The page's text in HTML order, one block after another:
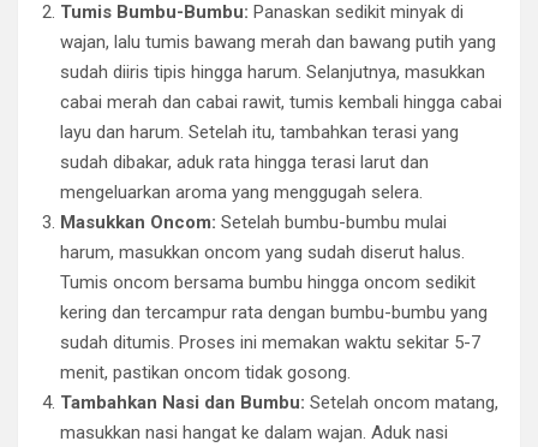
Tumis Bumbu-Bumbu: Panaskan sedikit minyak di
wajan, lalu tumis bawang merah dan bawang putih yang
sudah diiris tipis hingga harum. Selanjutnya, masukkan
cabai merah dan cabai rawit, tumis kembali hingga cabai
layu dan harum. Setelah itu, tambahkan terasi yang
sudah dibakar, aduk rata hingga terasi larut dan
mengeluarkan aroma yang menggugah selera.
Masukkan Oncom: Setelah bumbu-bumbu mulai
harum, masukkan oncom yang sudah diserut halus.
Tumis oncom bersama bumbu hingga oncom sedikit
kering dan tercampur rata dengan bumbu-bumbu yang
sudah ditumis. Proses ini memakan waktu sekitar 5-7
menit, pastikan oncom tidak gosong.
Tambahkan Nasi dan Bumbu: Setelah oncom matang,
masukkan nasi hangat ke dalam wajan. Aduk nasi